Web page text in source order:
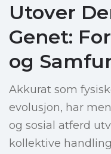
Utover
Genet:
og
Akkurat som
evolusjon, har
og sosial atferd
kollektive